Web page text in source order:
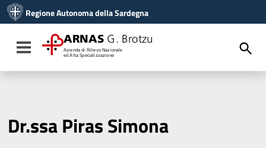
Vai al menu di navigazione
Vai al footer
Regione Autonoma della Sardegna
Toggle navigation
ARNAS G. Brotzu
Azienda di Rilievo Nazionale
ed Alta Specializzazione
Dr.ssa Piras Simona